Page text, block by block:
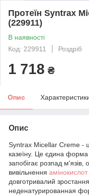
Протеїн Syntrax
(229911)
В наявності
Код: 229911
Роздріб
1 718 ₴
Опис
Опис
Syntrax Micellar Creme -
казеїну. Це єдина форма
запобігає розпад м'язів,
вивільнення амінокислот
довготривалий
неденатурированная